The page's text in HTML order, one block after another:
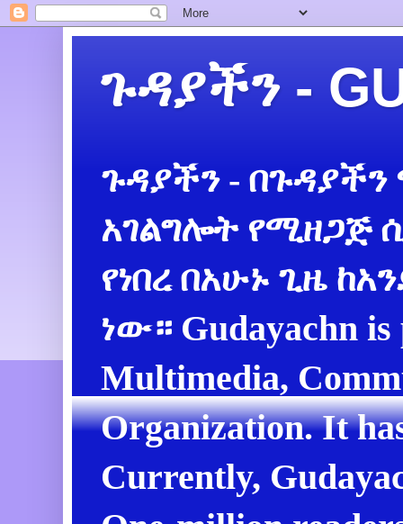
ጉዳያችን -
ጉዳያችን -
አገልግሎት የሚዘጋጅ
የነበረ በአሁኑ ጊዜ
ነው። Gudayachn is
Multimedia,
Organization. It
Currently,